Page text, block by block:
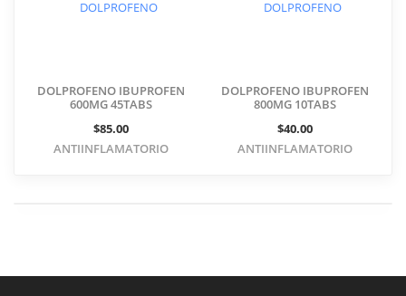
DOLPROFENO IBUPROFEN
600MG 45TABS
$85.00
ANTIINFLAMATORIO
DOLPROFENO IBUPROFEN
800MG 10TABS
$40.00
ANTIINFLAMATORIO